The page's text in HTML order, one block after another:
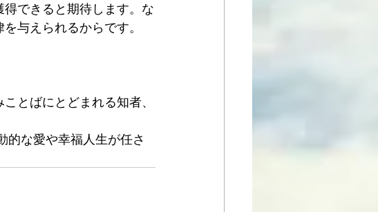
できると期待します。な
与えられるからです。
とばにとどまれる知者、
的な愛や幸福人生が任さ